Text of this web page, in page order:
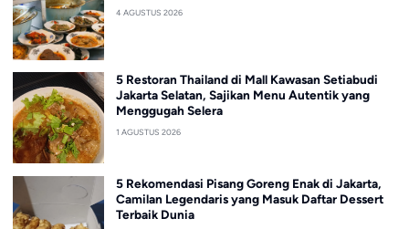
4 AGUSTUS 2026
5 Restoran Thailand di Mall Kawasan Setiabudi
Jakarta Selatan, Sajikan Menu Autentik yang
Menggugah Selera
1 AGUSTUS 2026
5 Rekomendasi Pisang Goreng Enak di Jakarta,
Camilan Legendaris yang Masuk Daftar Dessert
Terbaik Dunia